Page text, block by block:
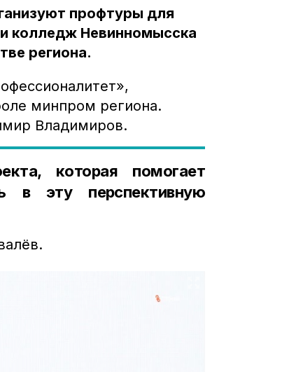
профтуры для
колледж Невинномысска
региона.
минпром региона.
Владимиров.
которая помогает
в эту перспективную